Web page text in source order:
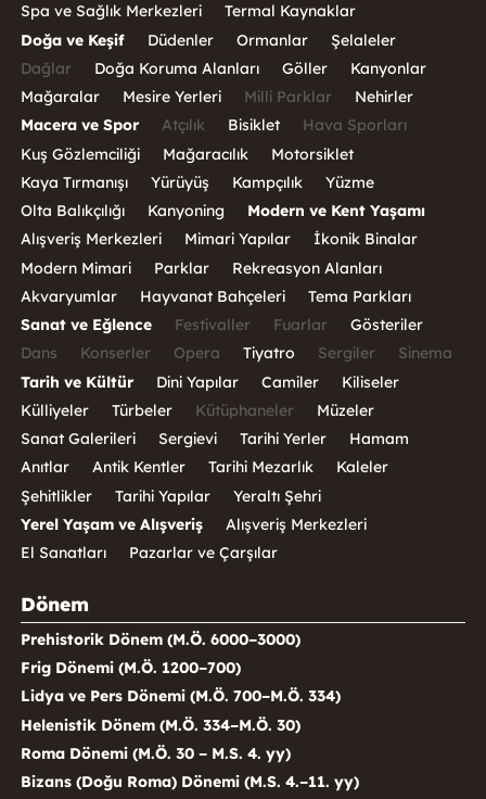
Spa ve Sağlık Merkezleri
Termal Kaynaklar
Doğa ve Keşif
Düdenler Ormanlar
Şelaleler
Dağlar
Doğa Koruma Alanları Göller
Kanyonlar
Mağaralar
Mesire Yerleri Milli Parklar
Nehirler
Macera ve Spor
Atçılık Bisiklet
Hava Sporları
Kuş Gözlemciliği
Mağaracılık
Motorsiklet
Kaya Tırmanışı
Yürüyüş Kampçılık
Yüzme
Olta Balıkçılığı
Kanyoning
Modern ve Kent Yaşamı
Alışveriş Merkezleri
Mimari Yapılar
İkonik Binalar
Modern Mimari
Parklar
Rekreasyon Alanları
Akvaryumlar
Hayvanat Bahçeleri
Tema Parkları
Sanat ve Eğlence
Festivaller Fuarlar
Gösteriler
Dans
Konserler Opera Tiyatro Sergiler
Sinema
Tarih ve Kültür
Dini Yapılar Camiler
Kiliseler
Külliyeler
Türbeler Kütüphaneler
Müzeler
Sanat Galerileri
Sergievi Tarihi Yerler
Hamam
Anıtlar
Antik Kentler Tarihi Mezarlık
Kaleler
Şehitlikler
Tarihi Yapılar
Yeraltı Şehri
Yerel Yaşam ve Alışveriş
Alışveriş Merkezleri
El Sanatları
Pazarlar ve Çarşılar
Dönem
Prehistorik Dönem (M.Ö. 6000–3000)
Frig Dönemi (M.Ö. 1200–700)
Lidya ve Pers Dönemi (M.Ö. 700–M.Ö. 334)
Helenistik Dönem (M.Ö. 334–M.Ö. 30)
Roma Dönemi (M.Ö. 30 – M.S. 4. yy)
Bizans (Doğu Roma) Dönemi (M.S. 4.–11. yy)